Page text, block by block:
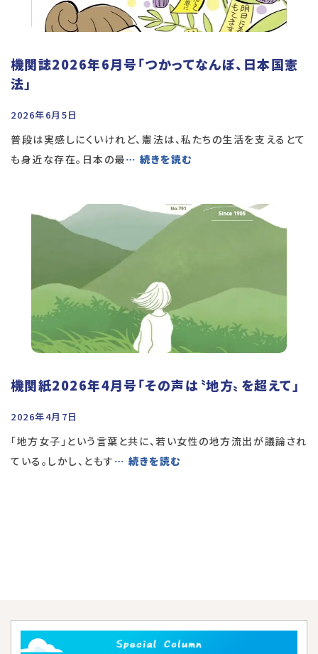
機関誌2026年6月号「つかってなんぼ、日本国憲
法」
2026年6月5日
普段は実感しにくいけれど、憲法は、私たちの生活を支えるとて
も身近な存在。日本の最… 続きを読む
機関紙2026年4月号「その声は〝地方〟を超えて」
2026年4月7日
「地方女子」という言葉と共に、若い女性の地方流出が議論され
ている。しかし、ともす … 続きを読む